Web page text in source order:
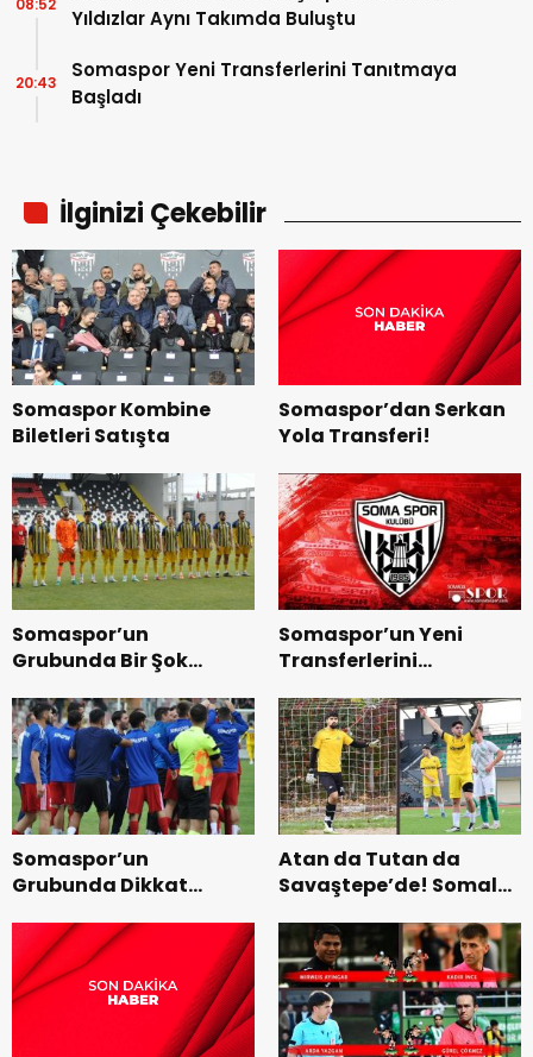
Yıldızlar Aynı Takımda Buluştu
Somaspor Yeni Transferlerini Tanıtmaya
Başladı
20:43
İlginizi Çekebilir
Somaspor Kombine
Biletleri Satışta
Somaspor’dan Serkan
Yola Transferi!
Somaspor’un
Grubunda Bir Şok
Somaspor’un Yeni
Transferlerini
Somaspor’un
Grubunda Dikkat
Atan da Tutan da
Savaştepe’de! Somalı
Buluştu